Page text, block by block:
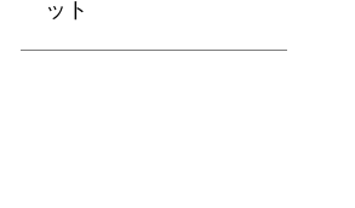
ット